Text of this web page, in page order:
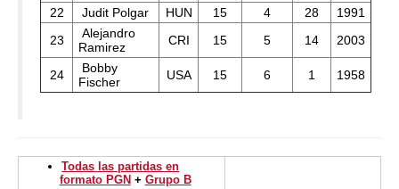
22
Judit Polgar HUN 15 4 28
1991
23
Alejandro
Ramirez
CRI 15 5 14 2003
24
Bobby
Fischer
USA 15 6 1 1958
Todas las partidas en
formato PGN + Grupo B